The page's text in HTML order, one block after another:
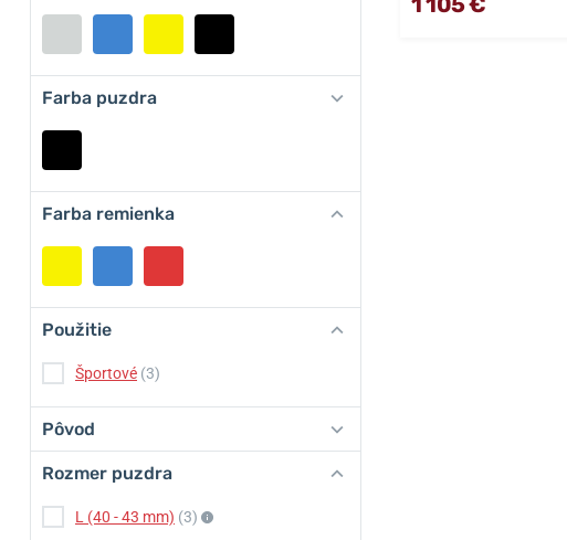
Farba puzdra
Farba remienka
Použitie
Športové (3)
Pôvod
Rozmer puzdra
L (40 - 43 mm) (3)